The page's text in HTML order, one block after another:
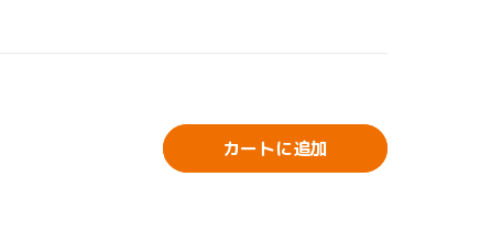
カートに追加